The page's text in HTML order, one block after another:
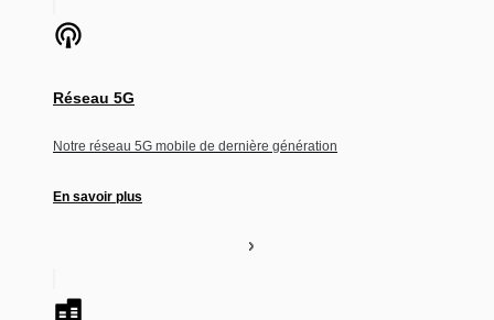
Réseau 5G
Notre réseau 5G mobile de dernière génération
En savoir plus